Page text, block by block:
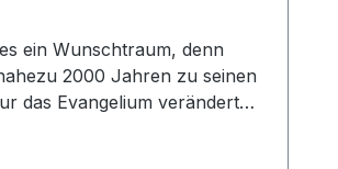
ein Wunschtraum, denn
2000 Jahren zu seinen
das Evangelium verändert